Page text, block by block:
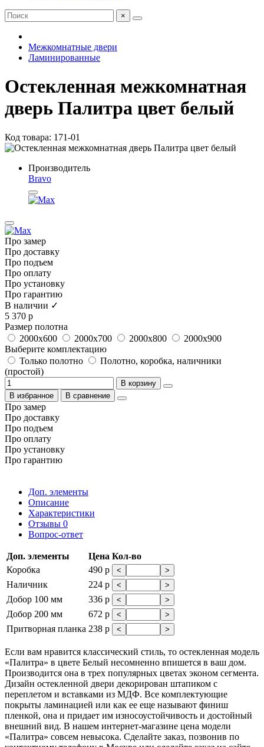
×
Межкомнатные двери
Ламинированные
Остекленная межкомнатная
дверь Палитра цвет белый
Код товара: 171-01
Производитель
Bravo
Про замер
Про доставку
Про подъем
Про оплату
Про установку
Про гарантию
В наличии ✓
5 370 р
Размер полотна
2000x600
2000x700 2000x800
2000x900
Выберите комплектацию
Только полотно
Полотно, коробка, наличники
(простой)
В корзину
В избранное
В сравнение
Про замер
Про доставку
Про подъем
Про оплату
Про установку
Про гарантию
Доп. элементы
Описание
Характеристики
Отзывы 0
Вопрос-ответ
Доп. элементы Цена Кол-во
Коробка
490 р < >
Наличник 224 р < >
Добор 100 мм 336 р < >
Добор 200 мм 672 р < >
Притворная планка 238 р < >
Если вам нравится классический стиль, то остекленная модель
«Палитра» в цвете Белый несомненно впишется в ваш дом.
Производится она в трех популярных цветах эконом сегмента.
Дизайн остекленной двери декорирован штапиком с
переплетом и вставками из МДФ. Все комплектующие
покрыты ламинацией или как ее еще называют финиш
пленкой, она и придает им износоустойчивость и достойный
внешний вид. В нашем интернет-магазине цена модели
«Палитра» совсем невысока. Сделайте заказ, позвонив по